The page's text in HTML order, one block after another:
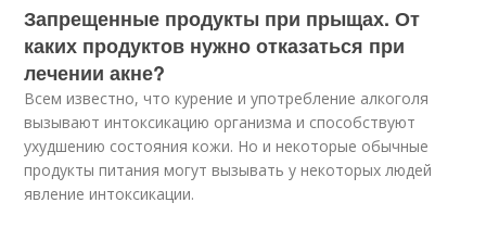
Запрещенные продукты при прыщах. От
каких продуктов нужно отказаться при
лечении акне?
Всем известно, что курение и употребление алкоголя
вызывают интоксикацию организма и способствуют
ухудшению состояния кожи. Но и некоторые обычные
продукты питания могут вызывать у некоторых людей
явление интоксикации.